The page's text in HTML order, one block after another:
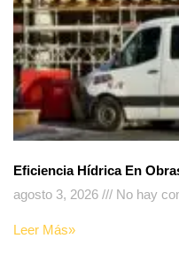
Eficiencia Hídrica En
agosto 3, 2026
No hay
Leer Más»